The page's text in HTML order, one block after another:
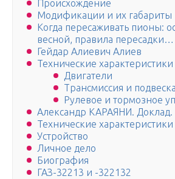
Происхождение
Модификации и их габариты
Когда пересаживать пионы:
весной, правила пересадки…
Гейдар Алиевич Алиев
Технические
Двигатели
Трансмиссия и подвеска
Рулевое и тормозное
Александр КАРАЯНИ. Доклад.
Технические
Устройство
Личное дело
Биография
ГАЗ-32213 и -322132